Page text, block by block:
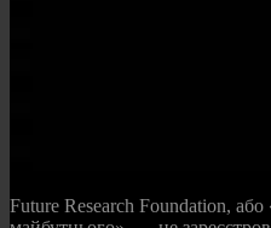
Future Research Foundation,